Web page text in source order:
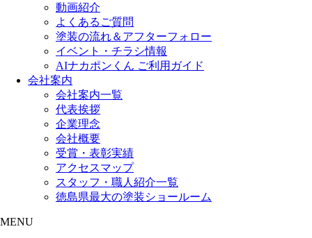
動画紹介
よくあるご質問
塗装の流れ＆アフターフォロー
イベント・チラシ情報
AIナカポンくん ご利用ガイド
会社案内
会社案内一覧
代表挨拶
企業理念
会社概要
受賞・表彰実績
アクセスマップ
スタッフ・職人紹介一覧
徳島県最大の塗装ショールーム
MENU